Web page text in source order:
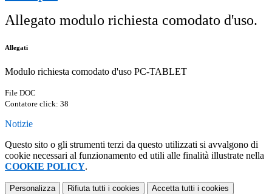
Allegato modulo richiesta comodato d'uso.
Allegati
Modulo richiesta comodato d'uso PC-TABLET
File DOC
Contatore click: 38
Notizie
Questo sito o gli strumenti terzi da questo utilizzati si avvalgono di
cookie necessari al funzionamento ed utili alle finalità illustrate nella
COOKIE POLICY.
Personalizza Rifiuta tutti i cookies Accetta tutti i cookies